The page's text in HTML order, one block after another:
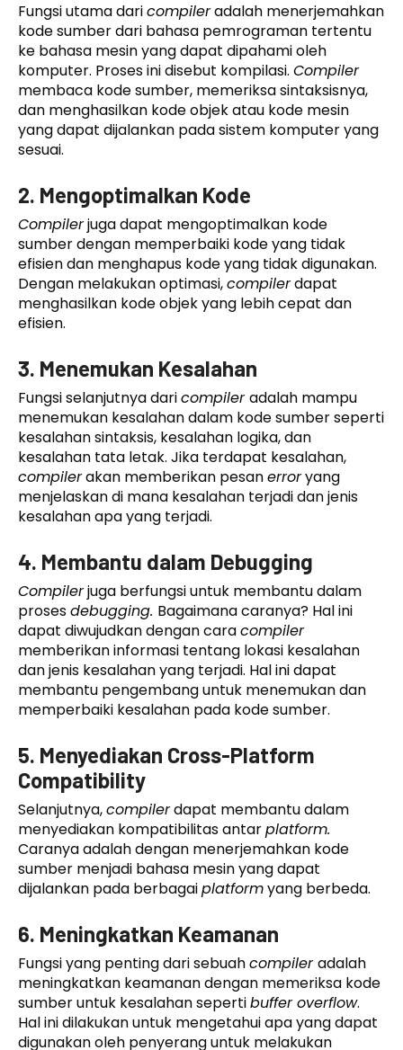
Fungsi utama daricompileradalah menerjemahkan
kode sumber dari bahasa pemrograman tertentu
ke bahasa mesin yang dapat dipahami oleh
komputer. Proses ini disebut kompilasi. Compiler
membaca kode sumber, memeriksa sintaksisnya,
dan menghasilkan kode objek atau kode mesin
yang dapat dijalankan pada sistem komputer yang
sesuai.
2. Mengoptimalkan Kode
Compilerjuga dapat mengoptimalkan kode
sumber dengan memperbaiki kode yang tidak
efisien dan menghapus kode yang tidak digunakan.
Dengan melakukan optimasi,compilerdapat
menghasilkan kode objek yang lebih cepat dan
efisien.
3. Menemukan Kesalahan
Fungsi selanjutnya daricompileradalah mampu
menemukan kesalahan dalam kode sumber seperti
kesalahan sintaksis, kesalahan logika, dan
kesalahan tata letak. Jika terdapat kesalahan,
compilerakan memberikan pesanerroryang
menjelaskan di mana kesalahan terjadi dan jenis
kesalahan apa yang terjadi.
4. Membantu dalam Debugging
Compilerjuga berfungsi untuk membantu dalam
prosesdebugging. Bagaimana caranya? Hal ini
dapat diwujudkan dengan caracompiler
memberikan informasi tentang lokasi kesalahan
dan jenis kesalahan yang terjadi. Hal ini dapat
membantu pengembang untuk menemukan dan
memperbaiki kesalahan pada kode sumber.
5. Menyediakan Cross-Platform
Compatibility
Selanjutnya,compilerdapat membantu dalam
menyediakan kompatibilitas antarplatform.
Caranya adalah dengan menerjemahkan kode
sumber menjadi bahasa mesin yang dapat
dijalankan pada berbagaiplatformyang berbeda.
6. Meningkatkan Keamanan
Fungsi yang penting dari sebuahcompileradalah
meningkatkan keamanan dengan memeriksa kode
sumber untuk kesalahan sepertibuffer overflow.
Hal ini dilakukan untuk mengetahui apa yang dapat
digunakan oleh penyerang untuk melakukan